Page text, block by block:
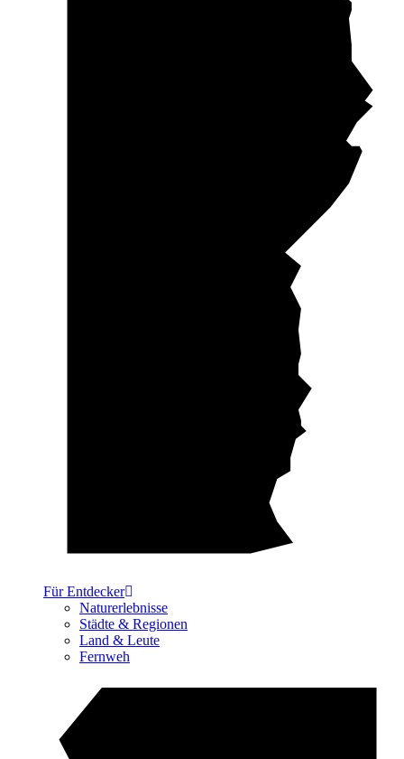
Für Entdecker
Naturerlebnisse
Städte & Regionen
Land & Leute
Fernweh